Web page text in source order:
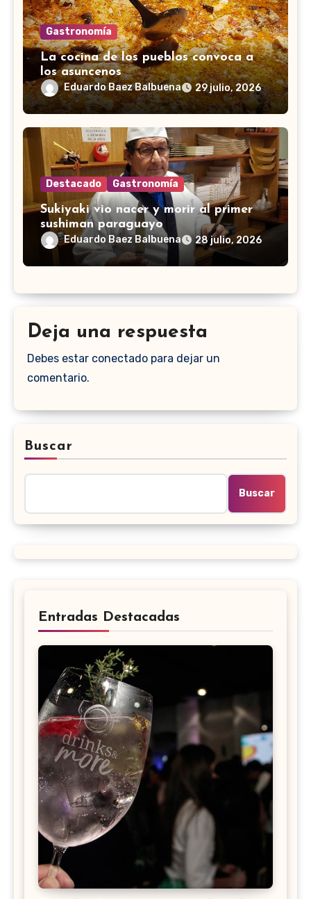
Gastronomía
La cocina de los pueblos convoca a
los asuncenos
Eduardo Baez Balbuena 29 julio, 2026
Destacado Gastronomía
Sukiyaki vio nacer y morir al primer
sushiman paraguayo
Eduardo Baez Balbuena 28 julio, 2026
Deja una respuesta
Debes estar conectado para dejar un
comentario.
Buscar
Buscar
Entradas Destacadas